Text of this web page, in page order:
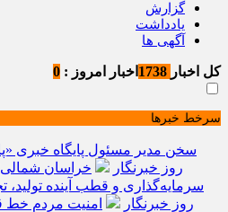
گزارش
یادداشت
آگهی ها
کل اخبار اخبار امروز : 0
سرخط خبرها
سخن مدیر مسئول پایگاه خبری
روز خبرنگار
خراسان
سرمایه‌گذاری و قطب آینده تولید،
روز خبرنگار